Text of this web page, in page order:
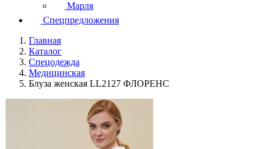
Марля
Спецпредложения
Главная
Каталог
Спецодежда
Медицинская
Блуза женская LL2127 ФЛОРЕНС